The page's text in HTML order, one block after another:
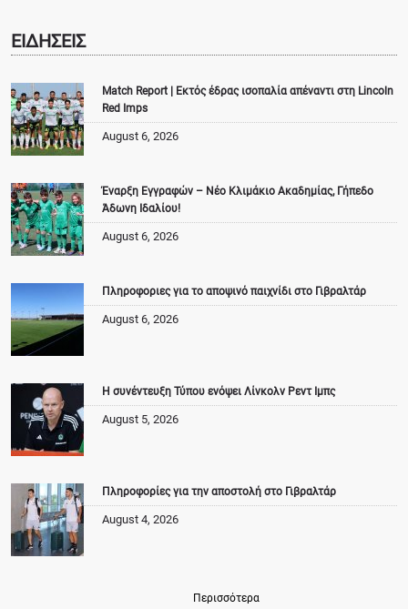
ΕΙΔΗΣΕΙΣ
Match Report | Εκτός έδρας ισοπαλία απέναντι στη Lincoln
Red Imps
August 6, 2026
Έναρξη Εγγραφών – Νέο Κλιμάκιο Ακαδημίας, Γήπεδο
Άδωνη Ιδαλίου!
August 6, 2026
Πληροφοριες για το αποψινό παιχνίδι στο Γιβραλτάρ
August 6, 2026
Η συνέντευξη Τύπου ενόψει Λίνκολν Ρεντ Ιμπς
August 5, 2026
Πληροφορίες για την αποστολή στο Γιβραλτάρ
August 4, 2026
Περισσότερα